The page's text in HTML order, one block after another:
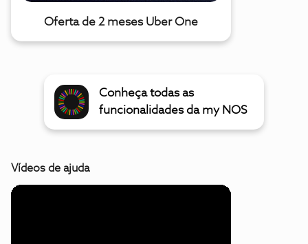
Oferta de 2 meses Uber One
Conheça todas as
funcionalidades da my NOS
Vídeos de ajuda